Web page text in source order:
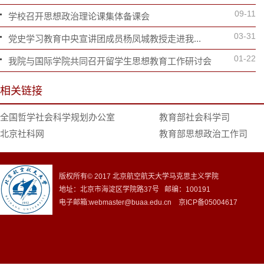
09-11
学校召开思想政治理论课集体备课会
03-31
党史学习教育中央宣讲团成员杨凤城教授走进我...
01-22
我院与国际学院共同召开留学生思想教育工作研讨会
相关链接
全国哲学社会科学规划办公室
教育部社会科学司
北京社科网
教育部思想政治工作司
版权所有© 2017 北京航空航天大学马克思主义学院
地址：北京市海淀区学院路37号 邮编：100191
电子邮箱:webmaster@buaa.edu.cn 京ICP备05004617